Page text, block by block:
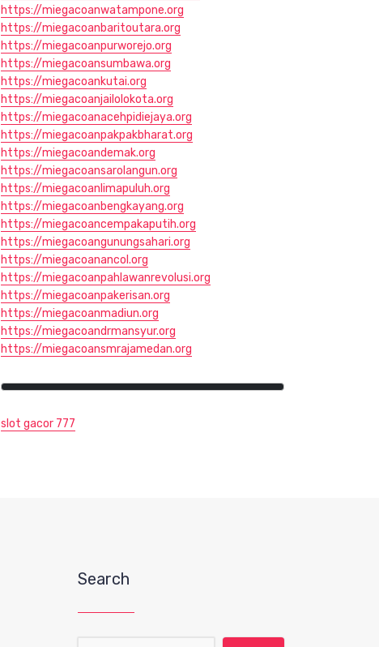
https://miegacoanwatampone.org
https://miegacoanbaritoutara.org
https://miegacoanpurworejo.org
https://miegacoansumbawa.org
https://miegacoankutai.org
https://miegacoanjailolokota.org
https://miegacoanacehpidiejaya.org
https://miegacoanpakpakbharat.org
https://miegacoandemak.org
https://miegacoansarolangun.org
https://miegacoanlimapuluh.org
https://miegacoanbengkayang.org
https://miegacoancempakaputih.org
https://miegacoangunungsahari.org
https://miegacoanancol.org
https://miegacoanpahlawanrevolusi.org
https://miegacoanpakerisan.org
https://miegacoanmadiun.org
https://miegacoandrmansyur.org
https://miegacoansmrajamedan.org
slot gacor 777
Search